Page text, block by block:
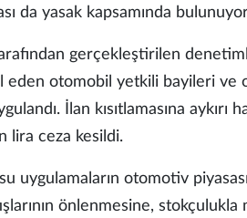
da yasak kapsamında
gerçekleştirilen
eden otomobil yetkili bayileri ve
İlan kısıtlamasına
lira ceza kesildi.
uygulamaların otomotiv
önlenmesine,